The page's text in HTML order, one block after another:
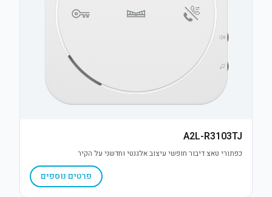
A2L-R3103TJ
כפתורי טאצ דיבור חופשי עיצוב אלגנטי וחדשני על הקיר
פרטים נוספים